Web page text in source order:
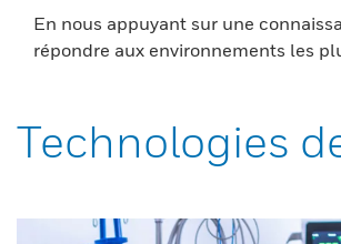
En nous appuyant sur une
répondre aux environnements les
Technologies